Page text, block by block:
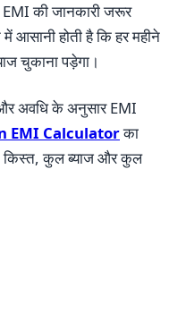
की जानकारी जरूर
होती है कि हर महीने
चुकाना पड़ेगा।
अवधि के अनुसार EMI
EMI Calculatorका
किस्त, कुल ब्याज और कुल